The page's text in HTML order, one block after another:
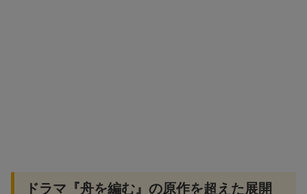
ドラマ『舟を編む』の原作を超えた展開